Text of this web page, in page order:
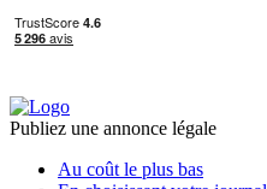
Publiez une annonce légale
Au coût le plus bas